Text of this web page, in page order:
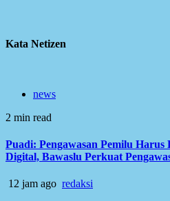
Kata Netizen
news
2 min read
Puadi: Pengawasan Pemilu
Digital, Bawaslu Perkuat
12 jam ago redaksi